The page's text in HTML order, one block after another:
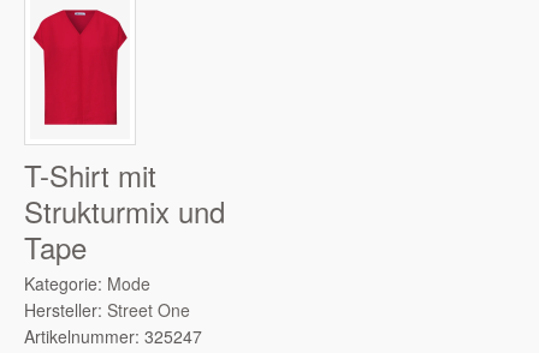
T-Shirt mit
Strukturmix und
Tape
Kategorie: Mode
Hersteller: Street One
Artikelnummer: 325247